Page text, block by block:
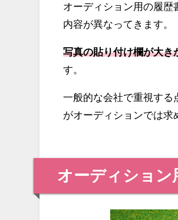
オーディション用の履歴
内容が異なってきます。
写真の貼り付け欄が大き
す。
一般的な会社で重視する
がオーディションでは求
オーディション